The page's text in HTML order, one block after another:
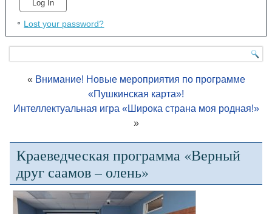
Lost your password?
« Внимание! Новые мероприятия по программе
«Пушкинская карта»!
Интеллектуальная игра «Широка страна моя родная!»
»
Краеведческая программа «Верный
друг саамов – олень»